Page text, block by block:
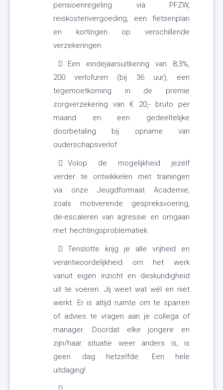
pensioenregeling via PFZW,
reiskostenvergoeding, een fietsenplan
en kortingen op verschillende
verzekeringen
Een eindejaarsuitkering van 8,3%,
200 verlofuren (bij 36 uur), een
tegemoetkoming in de premie
zorgverzekering van € 20,- bruto per
maand en een gedeeltelijke
doorbetaling bij opname van
ouderschapsverlof
Volop de mogelijkheid jezelf
verder te ontwikkelen met trainingen
via onze Jeugdformaat Academie,
zoals motiverende gespreksvoering,
de-escaleren van agressie en omgaan
met hechtingsproblematiek
Tenslotte krijg je alle vrijheid en
verantwoordelijkheid om het werk
vanuit eigen inzicht en deskundigheid
uit te voeren. Jij weet wat wél en niet
werkt. Er is altijd ruimte om te sparren
of advies te vragen aan je collega of
manager. Doordat elke jongere en
zijn/haar situatie weer anders is, is
geen dag hetzelfde. Een hele
uitdaging!